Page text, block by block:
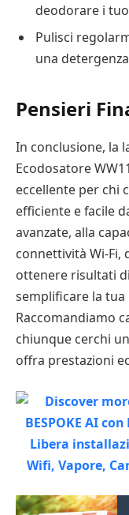
deodorare i
Pulisci
una
Pensieri
In conclusione, la
Ecodosatore
eccellente per chi
efficiente e facile
avanzate, alla
connettività Wi-Fi,
ottenere risultati
semplificare la
Raccomandiamo
chiunque cerchi
offra prestazioni